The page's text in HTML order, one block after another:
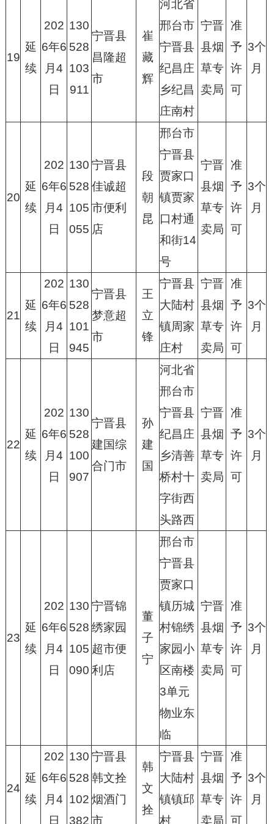
19
延
续
202
6年6
月4
日
130
528
103
911
宁晋县
昌隆超
市
崔
藏
辉
河北省
邢台市
宁晋县
纪昌庄
乡纪昌
庄南村
宁晋
县烟
草专
卖局
准
予
许
可
3个
月
20
延
续
202
6年6
月4
日
130
528
105
055
宁晋县
佳诚超
市便利
店
段
朝
昆
邢台市
宁晋县
贾家口
镇贾家
口村通
和街14
号
宁晋
县烟
草专
卖局
准
予
许
可
3个
月
21
延
续
202
6年6
月4
日
130
528
101
945
宁晋县
梦意超
市
王
立
锋
宁晋县
大陆村
镇周家
庄村
宁晋
县烟
草专
卖局
准
予
许
可
3个
月
22
延
续
202
6年6
月4
日
130
528
100
907
宁晋县
建国综
合门市
孙
建
国
河北省
邢台市
宁晋县
纪昌庄
乡清善
桥村十
字街西
头路西
宁晋
县烟
草专
卖局
准
予
许
可
3个
月
23
延
续
202
6年6
月4
日
130
528
105
090
宁晋锦
绣家园
超市便
利店
董
子
宁
邢台市
宁晋县
贾家口
镇历城
村锦绣
家园小
区南楼
3单元
物业东
临
宁晋
县烟
草专
卖局
准
予
许
可
3个
月
24
延
续
202
6年6
月4
日
130
528
102
382
宁晋县
韩文拴
烟酒门
市
韩
文
拴
宁晋县
大陆村
镇镇邱
村
宁晋
县烟
草专
卖局
准
予
许
可
3个
月